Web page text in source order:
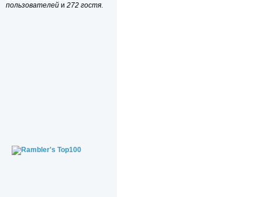
пользователей и 272 гостя.